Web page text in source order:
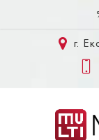
Samsung
Xiaomi
г.